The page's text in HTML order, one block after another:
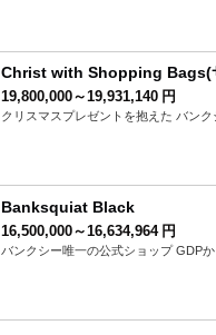
Christ with Shopping Bags(
19,800,000～19,931,140 円
クリスマスプレゼントを抱えた バンク
Banksquiat Black
16,500,000～16,634,964 円
バンクシー唯一の公式ショップ GDPか